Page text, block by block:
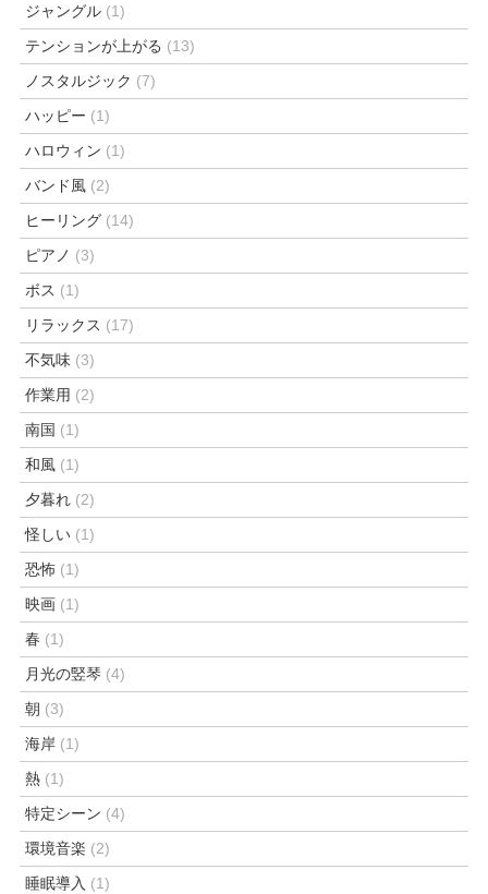
ジャングル (1)
テンションが上がる (13)
ノスタルジック (7)
ハッピー (1)
ハロウィン (1)
バンド風 (2)
ヒーリング (14)
ピアノ (3)
ボス (1)
リラックス (17)
不気味 (3)
作業用 (2)
南国 (1)
和風 (1)
夕暮れ (2)
怪しい (1)
恐怖 (1)
映画 (1)
春 (1)
月光の竪琴 (4)
朝 (3)
海岸 (1)
熱 (1)
特定シーン (4)
環境音楽 (2)
睡眠導入 (1)